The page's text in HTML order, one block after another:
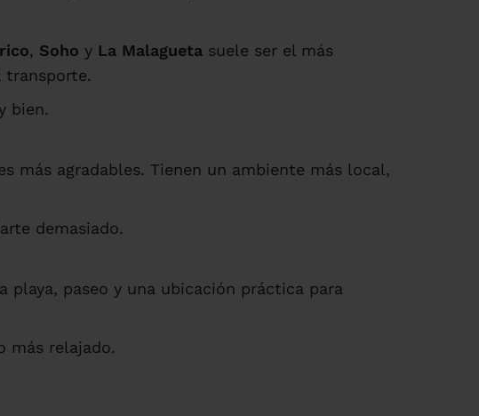
, Soho y La Malagueta suele ser el más
transporte.
bien.
más agradables. Tienen un ambiente más local,
demasiado.
playa, paseo y una ubicación práctica para
más relajado.